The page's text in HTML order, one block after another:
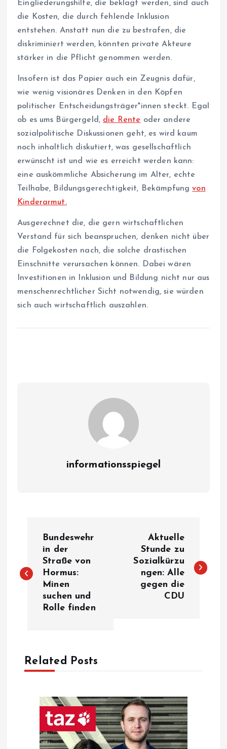
Eingliederungshilfe, die beklagt werden, sind auch
die Kosten, die durch fehlende Inklusion
entstehen. Anstatt nun die zu bestrafen, die
diskriminiert werden, könnten private Akteure
stärker in die Pflicht genommen werden.
Insofern ist das Papier auch ein Zeugnis dafür,
wie wenig visionäres Denken in den Köpfen
politischer Ent­schei­dungs­trä­ge­r*in­nen steckt. Egal
ob es ums Bürgergeld, die Rente oder andere
sozialpolitische Diskussionen geht, es wird kaum
noch inhaltlich diskutiert, was gesellschaftlich
erwünscht ist und wie es erreicht werden kann:
eine auskömmliche Absicherung im Alter, echte
Teilhabe, Bildungsgerechtigkeit, Bekämpfungvon
Kinderarmut.
Ausgerechnet die, die gern wirtschaftlichen
Verstand für sich beanspruchen, denken nicht über
die Folgekosten nach, die solche drastischen
Einschnitte verursachen können. Dabei wären
Investitionen in Inklusion und Bildung nicht nur aus
menschenrechtlicher Sicht notwendig, sie würden
sich auch wirtschaftlich auszahlen.
informationsspiegel
s
a
v
Bundeswehr
in der
Straße von
Hormus:
Minen
suchen und
Rolle finden
Aktuelle
Stunde zu
Sozialkürzu
ngen: Alle
gegen die
CDU
Related Posts